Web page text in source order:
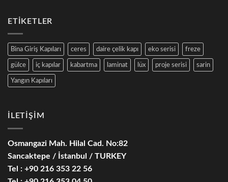
ETİKETLER
Bina Giriş Kapıları ceres daire çelik kapı eko serisi freze
gülce iç kapılar kabartma laminat lüx proje serisi sarin
Yangın Kapıları
İLETİŞİM
Osmangazi Mah. Hilal Cad. No:82
Sancaktepe / İstanbul / TURKEY
Tel : +90 216 353 22 56